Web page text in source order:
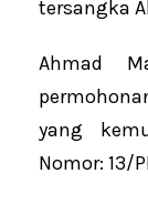
tersangka
Ahmad
yang
Nomor: 13/